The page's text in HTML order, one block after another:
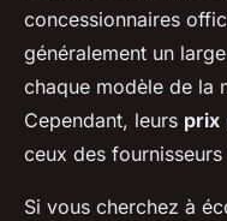
concessionnaires
généralement un
chaque modèle de la
Cependant, leurs prix
ceux des fournisseurs
Si vous cherchez à